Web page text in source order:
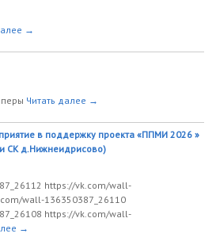
→
Читать далее →
в поддержку проекта «ППМИ 2026 »
СК д.Нижнеидрисово)
https://vk.com/wall-
wall-136350387_26110
https://vk.com/wall-
→